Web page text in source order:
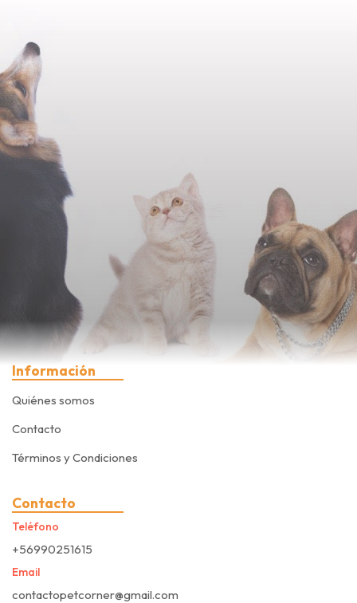
Información
Quiénes somos
Contacto
Términos y Condiciones
Contacto
Teléfono
+56990251615
Email
contactopetcorner@gmail.com